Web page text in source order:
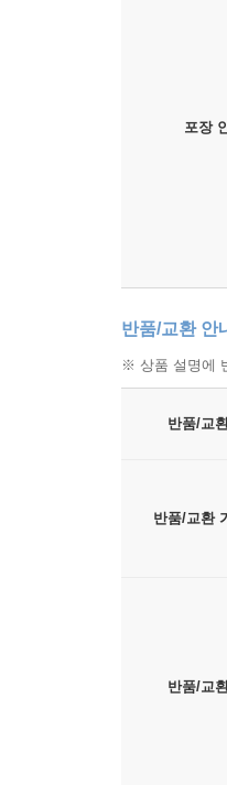
포장
반품/교환 안
※ 상품 설명에
반품/교
반품/교환
반품/교